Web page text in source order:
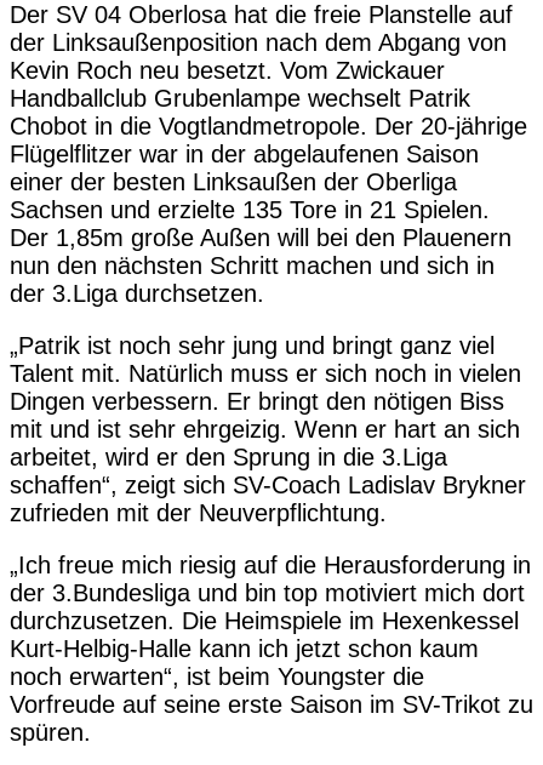
Der SV 04 Oberlosa hat die freie Planstelle auf
der Linksaußenposition nach dem Abgang von
Kevin Roch neu besetzt. Vom Zwickauer
Handballclub Grubenlampe wechselt Patrik
Chobot in die Vogtlandmetropole. Der 20-jährige
Flügelflitzer war in der abgelaufenen Saison
einer der besten Linksaußen der Oberliga
Sachsen und erzielte 135 Tore in 21 Spielen.
Der 1,85m große Außen will bei den Plauenern
nun den nächsten Schritt machen und sich in
der 3.Liga durchsetzen.
„Patrik ist noch sehr jung und bringt ganz viel
Talent mit. Natürlich muss er sich noch in vielen
Dingen verbessern. Er bringt den nötigen Biss
mit und ist sehr ehrgeizig. Wenn er hart an sich
arbeitet, wird er den Sprung in die 3.Liga
schaffen“, zeigt sich SV-Coach Ladislav Brykner
zufrieden mit der Neuverpflichtung.
„Ich freue mich riesig auf die Herausforderung in
der 3.Bundesliga und bin top motiviert mich dort
durchzusetzen. Die Heimspiele im Hexenkessel
Kurt-Helbig-Halle kann ich jetzt schon kaum
noch erwarten“, ist beim Youngster die
Vorfreude auf seine erste Saison im SV-Trikot zu
spüren.